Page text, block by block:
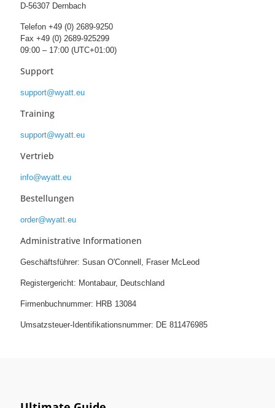
D-56307 Dernbach
Telefon +49 (0) 2689-9250
Fax +49 (0) 2689-925299
09:00 – 17:00 (UTC+01:00)
Support
support@wyatt.eu
Training
support@wyatt.eu
Vertrieb
info@wyatt.eu
Bestellungen
order@wyatt.eu
Administrative Informationen
Geschäftsführer: Susan O'Connell, Fraser McLeod
Registergericht: Montabaur, Deutschland
Firmenbuchnummer: HRB 13084
Umsatzsteuer-Identifikationsnummer: DE 811476985